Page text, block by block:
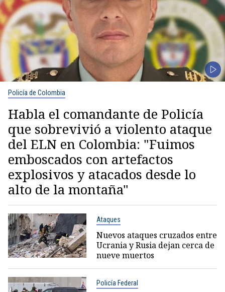
Policía de Colombia
Habla el comandante de Policía
que sobrevivió a violento ataque
del ELN en Colombia: "Fuimos
emboscados con artefactos
explosivos y atacados desde lo
alto de la montaña"
Ataques
Nuevos ataques cruzados entre
Ucrania y Rusia dejan cerca de
nueve muertos
Policía Federal